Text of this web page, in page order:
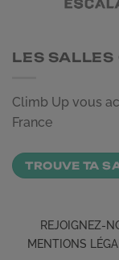
LES
Climb Up vous
France
TROUVE TA
REJOIGNEZ-
MENTIONS